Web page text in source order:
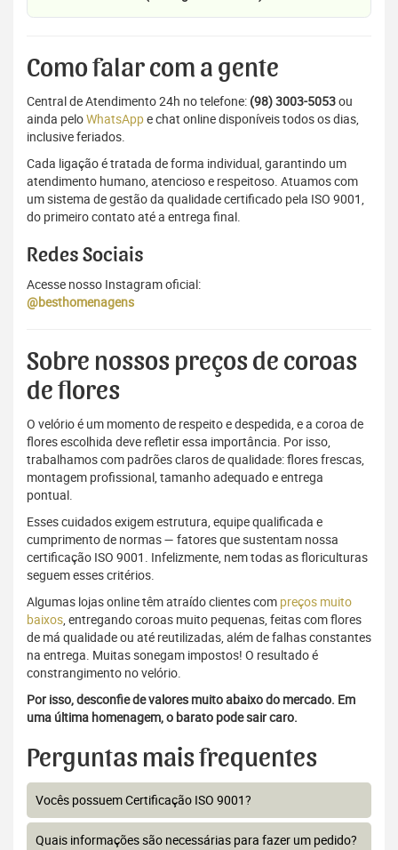
Como falar com a gente
Central de Atendimento 24h no telefone: (98) 3003-5053ou
ainda peloWhatsAppe chat online disponíveis todos os dias,
inclusive feriados.
Cada ligação é tratada de forma individual, garantindo um
atendimento humano, atencioso e respeitoso. Atuamos com
um sistema de gestão da qualidade certificado pela ISO 9001,
do primeiro contato até a entrega final.
Redes Sociais
Acesse nosso Instagram oficial:
@besthomenagens
Sobre nossos preços de coroas
de flores
O velório é um momento de respeito e despedida, e a coroa de
flores escolhida deve refletir essa importância. Por isso,
trabalhamos com padrões claros de qualidade: flores frescas,
montagem profissional, tamanho adequado e entrega
pontual.
Esses cuidados exigem estrutura, equipe qualificada e
cumprimento de normas — fatores que sustentam nossa
certificação ISO 9001. Infelizmente, nem todas as floriculturas
seguem esses critérios.
Algumas lojas online têm atraído clientes com preços muito
baixos, entregando coroas muito pequenas, feitas com flores
de má qualidade ou até reutilizadas, além de falhas constantes
na entrega. Muitas sonegam impostos! O resultado é
constrangimento no velório.
Por isso, desconfie de valores muito abaixo do mercado. Em
uma última homenagem, o barato pode sair caro.
Perguntas mais frequentes
Vocês possuem Certificação ISO 9001?
Quais informações são necessárias para fazer um pedido?